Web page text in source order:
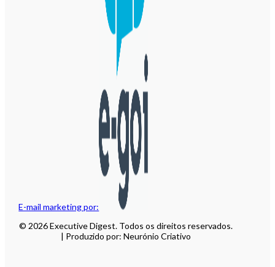
E-mail marketing por:
© 2026 Executive Digest. Todos os direitos reservados.
| Produzido por: Neurónio Criativo